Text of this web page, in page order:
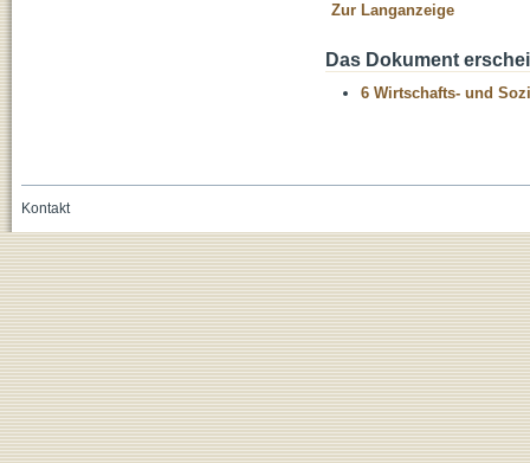
Zur Langanzeige
Das Dokument
6 Wirtschafts- und
Kontakt